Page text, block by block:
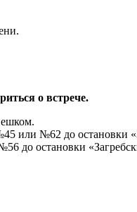
о встрече.
или №62 до остановки
до остановки